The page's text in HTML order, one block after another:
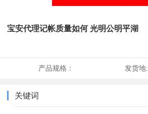
宝安代理记帐质量如何 光明公明平湖
产品规格： 发货地:
关键词